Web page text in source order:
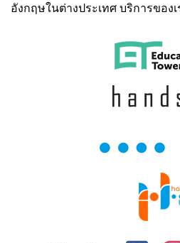
อังกฤษในต่างประเทศ บริการของ